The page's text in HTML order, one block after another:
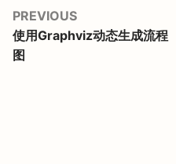
PREVIOUS
使用Graphviz动态生成流程
图